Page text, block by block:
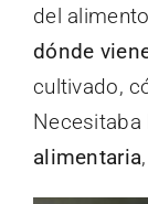
del
dónde
cultivado,
Necesitaba
alimentaria